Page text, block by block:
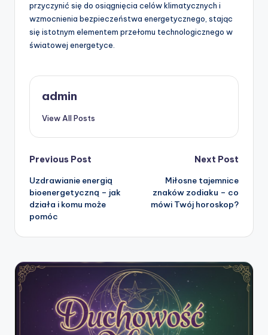
przyczynić się do osiągnięcia celów klimatycznych i
wzmocnienia bezpieczeństwa energetycznego, stając
się istotnym elementem przełomu technologicznego w
światowej energetyce.
admin
View All Posts
Post
navigation
Previous Post
Uzdrawianie energią
bioenergetyczną – jak
działa i komu może
pomóc
Next Post
Miłosne tajemnice
znaków zodiaku – co
mówi Twój horoskop?